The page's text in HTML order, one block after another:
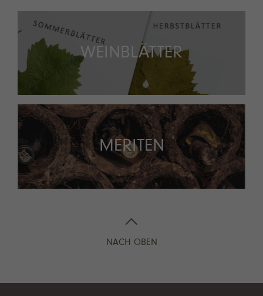
WEINBLÄTTER
MERITEN
NACH OBEN